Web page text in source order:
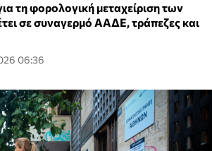
τη φορολογική μεταχείριση των
σε συναγερμό ΑΑΔΕ, τράπεζες και
06:36